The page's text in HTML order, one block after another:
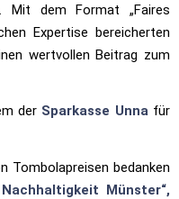
Mit dem Format „Faires
Expertise bereicherten
wertvollen Beitrag zum
der Sparkasse Unnafür
Tombolapreisen bedanken
Münster“,